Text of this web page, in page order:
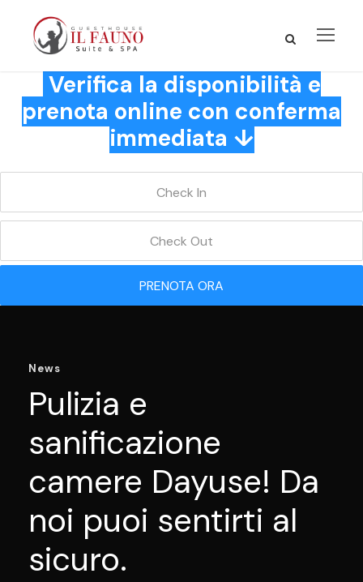
Verifica la disponibilità e
prenota online con conferma
immediata ↓
PRENOTA ORA
News
Pulizia e
sanificazione
camere Dayuse! Da
noi puoi sentirti al
sicuro.